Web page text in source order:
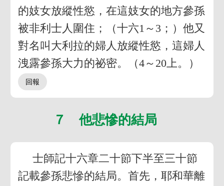
的妓女放縱性慾，在這妓女的地方參孫
被非利士人圍住；（十六1～3；）他又
對名叫大利拉的婦人放縱性慾，這婦人
洩露參孫大力的祕密。（4～20上。）
７ 他悲慘的結局
士師記十六章二十節下半至三十節
記載參孫悲慘的結局。首先，耶和華離